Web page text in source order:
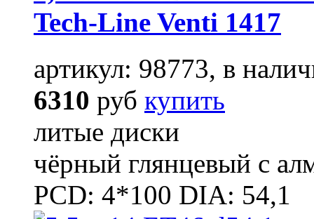
Tech-Line Venti 1417
артикул: 98773, в
6310 руб купить
литые диски
чёрный глянцевый с
PCD: 4*100 DIA: 54,1